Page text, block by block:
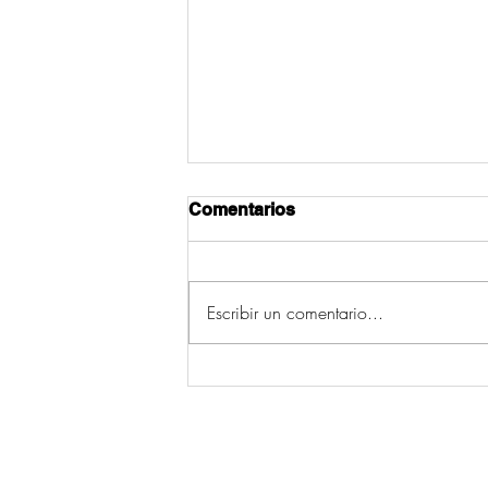
Comentarios
Escribir un comentario...